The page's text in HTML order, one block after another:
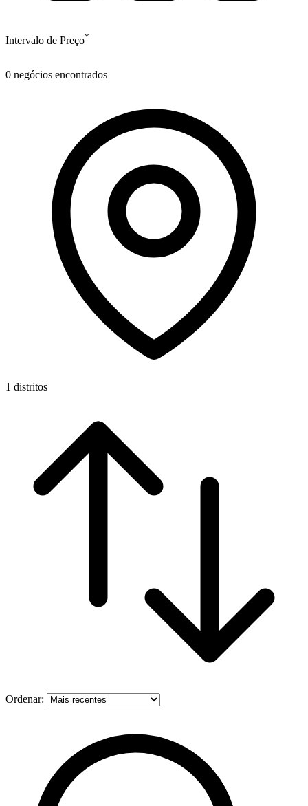
Intervalo de Preço*
0 negócios encontrados
1 distritos
Ordenar: